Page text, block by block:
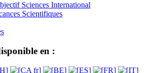
Sciences International
Scientifiques
en :